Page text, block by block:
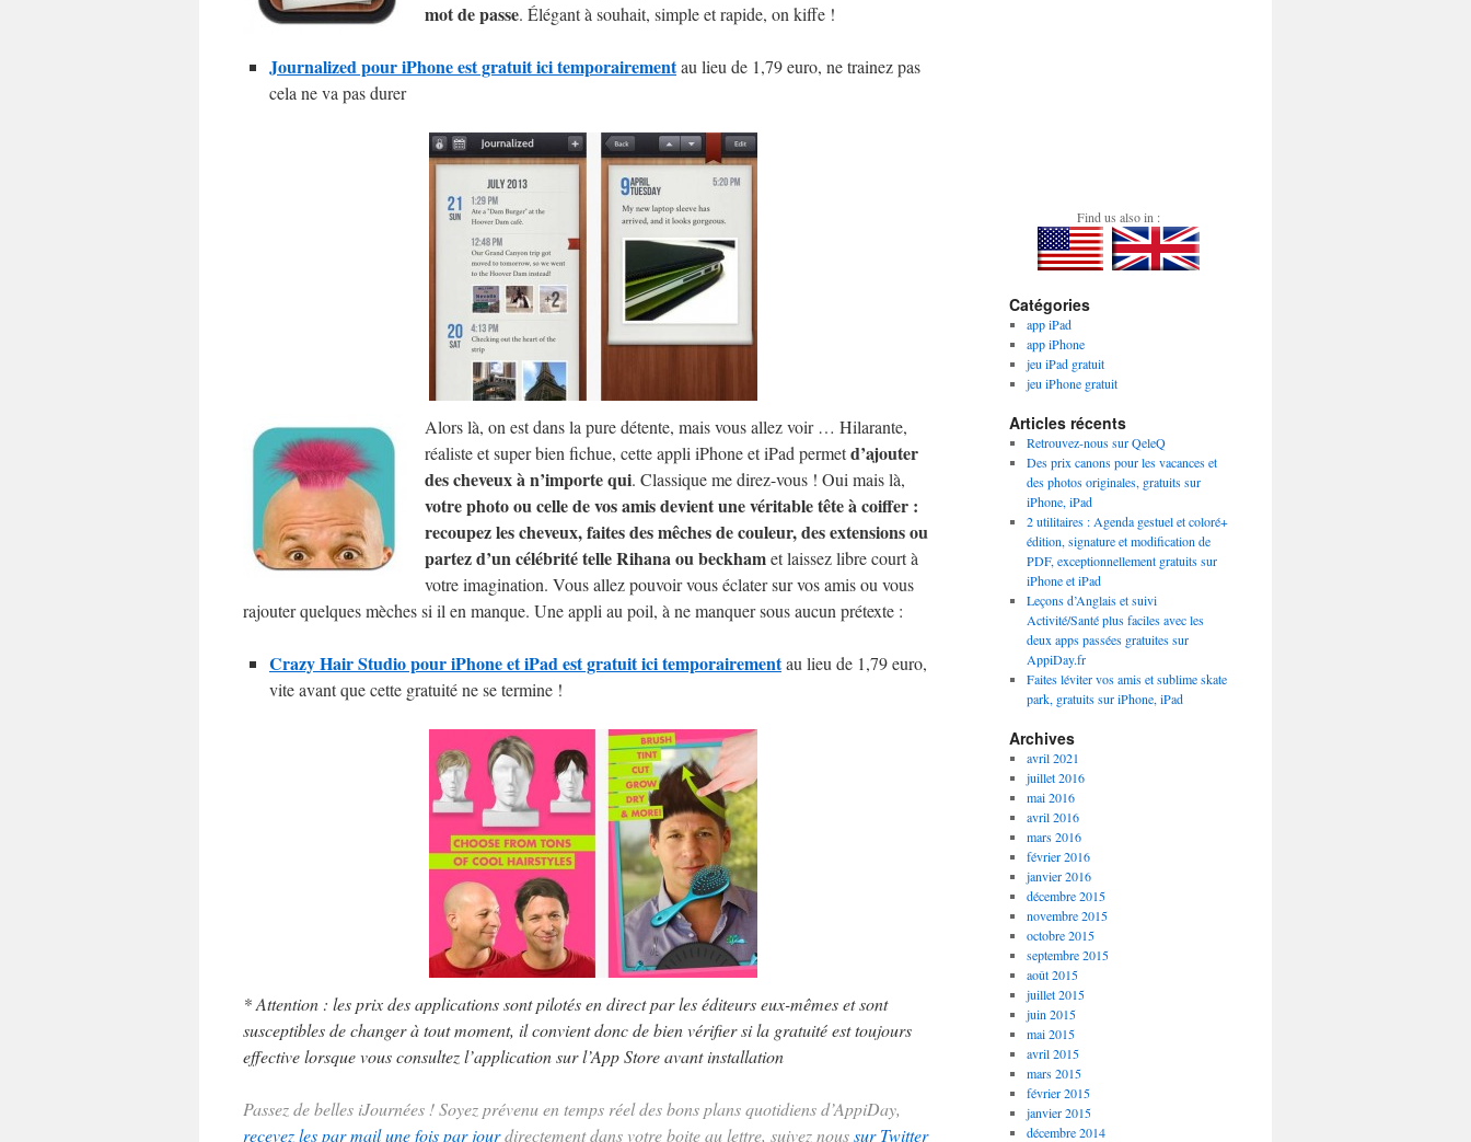
mot de passe. Élégant à souhait, simple et rapide, on kiffe !
Journalized pour iPhone est gratuit ici temporairementau lieu de 1,79 euro, ne trainez pas
cela ne va pas durer
Alors là, on est dans la pure détente, mais vous allez voir … Hilarante,
réaliste et super bien fichue, cette appli iPhone et iPad permetd’ajouter
des cheveux à n’importe qui. Classique me direz-vous ! Oui mais là,
votre photo ou celle de vos amis devient une véritable tête à coiffer :
recoupez les cheveux, faites des mêches de couleur, des extensions ou
partez d’un célébrité telle Rihana ou beckhamet laissez libre court à
votre imagination. Vous allez pouvoir vous éclater sur vos amis ou vous
rajouter quelques mèches si il en manque. Une appli au poil, à ne manquer sous aucun prétexte :
Crazy Hair Studio pour iPhone et iPad est gratuit ici temporairementau lieu de 1,79 euro,
vite avant que cette gratuité ne se termine !
* Attention : les prix des applications sont pilotés en direct par les éditeurs eux-mêmes et sont
susceptibles de changer à tout moment, il convient donc de bien vérifier si la gratuité est toujours
effective lorsque vous consultez l’application sur l’App Store avant installation
Passez de belles iJournées ! Soyez prévenu en temps réel des bons plans quotidiens d’AppiDay,
recevez les par mail une fois par jourdirectement dans votre boite au lettre, suivez noussur Twitter
Find us also in :
Catégories
app iPad
app iPhone
jeu iPad gratuit
jeu iPhone gratuit
Articles récents
Retrouvez-nous sur QeleQ
Des prix canons pour les vacances et
des photos originales, gratuits sur
iPhone, iPad
2 utilitaires : Agenda gestuel et coloré+
édition, signature et modification de
PDF, exceptionnellement gratuits sur
iPhone et iPad
Leçons d’Anglais et suivi
Activité/Santé plus faciles avec les
deux apps passées gratuites sur
AppiDay.fr
Faites léviter vos amis et sublime skate
park, gratuits sur iPhone, iPad
Archives
avril 2021
juillet 2016
mai 2016
avril 2016
mars 2016
février 2016
janvier 2016
décembre 2015
novembre 2015
octobre 2015
septembre 2015
août 2015
juillet 2015
juin 2015
mai 2015
avril 2015
mars 2015
février 2015
janvier 2015
décembre 2014